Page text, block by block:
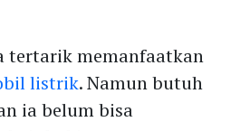
tertarik memanfaatkan
listrik. Namun butuh
ia belum bisa